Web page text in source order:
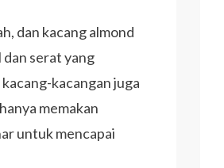
dan kacang almond
serat yang
kacangan juga
memakan
untuk mencapai